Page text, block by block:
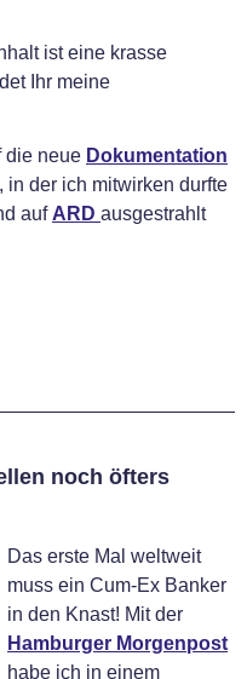
ist eine krasse
Ihr meine
die neue Dokumentation
der ich mitwirken durfte
auf ARD ausgestrahlt
noch öfters
Das erste Mal weltweit
muss ein Cum-Ex Banker
in den Knast! Mit der
Hamburger Morgenpost
habe ich in einem